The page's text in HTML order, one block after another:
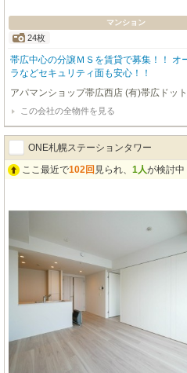
マンション
24枚
帯広中心の分譲ＭＳを賃貸で募集！！ オ
ラなどセキュリティ面も安心！！
アパマンショップ帯広西店 (有)帯広ドッ
この会社の全物件を見る
ONE札幌ステーションタワー
ここ最近で102回 見られ、 1人が検討中